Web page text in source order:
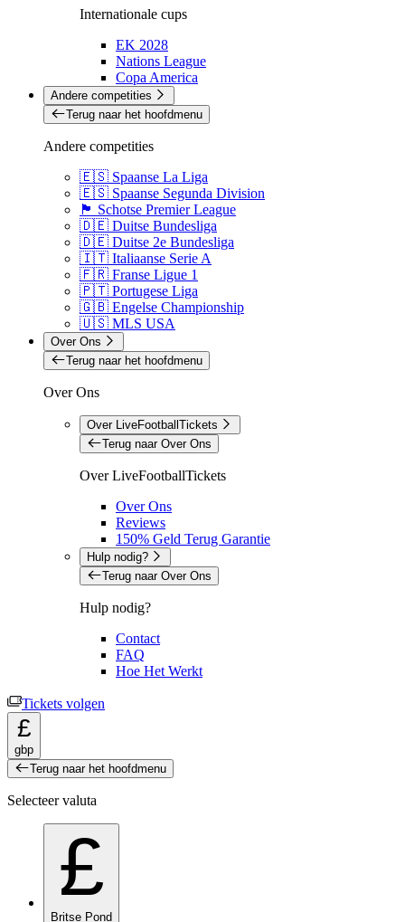
Internationale cups
EK 2028
Nations League
Copa America
Andere competities
Terug naar het hoofdmenu
Andere competities
🇪🇸 Spaanse La Liga
🇪🇸 Spaanse Segunda Division
🏴󠁧󠁢󠁳󠁣󠁴󠁿 Schotse Premier League
🇩🇪 Duitse Bundesliga
🇩🇪 Duitse 2e Bundesliga
🇮🇹 Italiaanse Serie A
🇫🇷 Franse Ligue 1
🇵🇹 Portugese Liga
🇬🇧 Engelse Championship
🇺🇸 MLS USA
Over Ons
Terug naar het hoofdmenu
Over Ons
Over LiveFootballTickets
Terug naar Over Ons
Over LiveFootballTickets
Over Ons
Reviews
150% Geld Terug Garantie
Hulp nodig?
Terug naar Over Ons
Hulp nodig?
Contact
FAQ
Hoe Het Werkt
Tickets volgen
£
gbp
Terug naar het hoofdmenu
Selecteer valuta
£
Britse Pond